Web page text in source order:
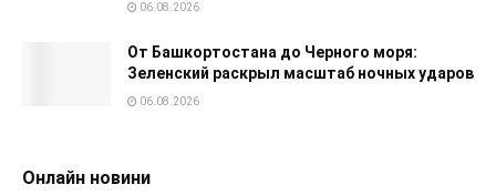
06.08.2026
От Башкортостана до Черного моря:
Зеленский раскрыл масштаб ночных ударов
06.08.2026
Онлайн новини